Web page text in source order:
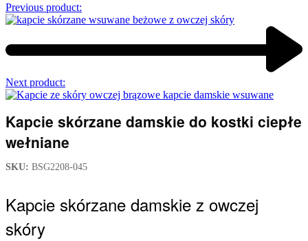
Previous product:
Next product:
Kapcie skórzane damskie do kostki ciepłe
wełniane
SKU: BSG2208-045
Kapcie skórzane damskie z owczej
skóry